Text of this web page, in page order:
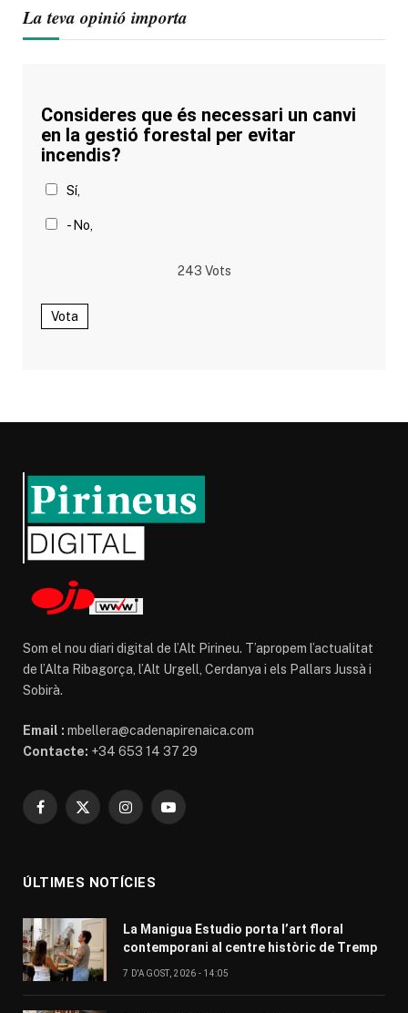
La teva opinió importa
Consideres que és necessari un canvi
en la gestió forestal per evitar
incendis?
Sí,
- No,
243 Vots
Vota
Som el nou diari digital de l’Alt Pirineu. T’apropem l’actualitat
de l’Alta Ribagorça, l’Alt Urgell, Cerdanya i els Pallars Jussà i
Sobirà.
Email : mbellera@cadenapirenaica.com
Contacte: +34 653 14 37 29
Facebook
X
InstagramYouTube
ÚLTIMES NOTÍCIES
La Manigua Estudio porta l’art floral
contemporani al centre històric de Tremp
7 D'AGOST, 2026 - 14:05